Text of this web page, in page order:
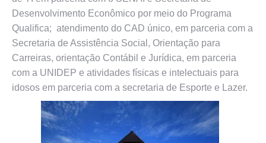
Desenvolvimento Econômico por meio do Programa
Qualifica; atendimento do CAD único, em parceria com a
Secretaria de Assistência Social, Orientação para
Carreiras, orientação Contábil e Jurídica, em parceria
com a UNIDEP e atividades físicas e intelectuais para
idosos em parceria com a secretaria de Esporte e Lazer.